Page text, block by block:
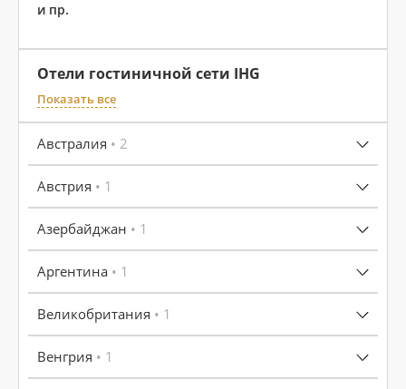
и пр.
Отели гостиничной сети IHG
Показать все
Австралия • 2
Австрия • 1
Азербайджан • 1
Аргентина • 1
Великобритания • 1
Венгрия • 1